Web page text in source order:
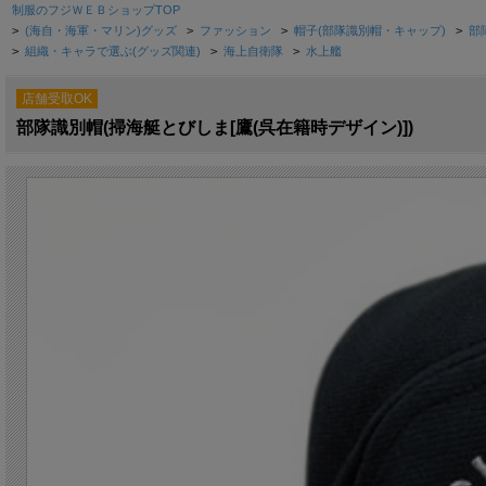
制服のフジＷＥＢショップTOP
> (海自・海軍・マリン)グッズ > ファッション > 帽子(部隊識別帽・キャップ) > 部
> 組織・キャラで選ぶ(グッズ関連) > 海上自衛隊 > 水上艦
店舗受取OK
部隊識別帽(掃海艇とびしま[鷹(呉在籍時デザイン)])